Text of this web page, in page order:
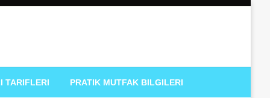
TARIFLERI PRATIK MUTFAK BILGILERI